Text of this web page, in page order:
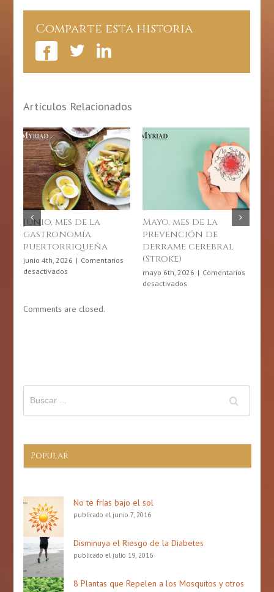
Comparte esta historia
Artículos Relacionados
Junio, mes de la
gastronomía
puertorriqueña
junio 4th, 2026 | Comentarios
desactivados
la
Mayo, mes de la
prevención de
derrame cerebral
(Stroke)
mayo 6th, 2026 | Comentarios
desactivados
Comments are closed.
Popular
No te frías bajo el sol
publicado el junio 7, 2016
Disminuya el Riesgo de la Diabetes
publicado el julio 19, 2016
8 Plantas que Repelen a los Mosquitos y otros